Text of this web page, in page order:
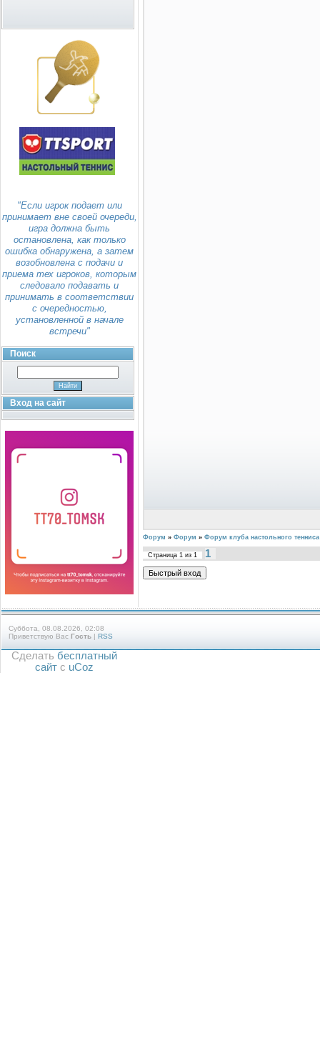
"Если игрок подает или
принимает вне своей очереди,
игра должна быть
остановлена, как только
ошибка обнаружена, а затем
возобновлена с подачи и
приема тех игроков, которым
следовало подавать и
принимать в соответствии
с очередностью,
установленной в начале
встречи"
Поиск
Вход на сайт
Форум » Форум » Форум клуба настольного тенниса
Страница 1 из 1 1
Суббота, 08.08.2026, 02:08
Приветствую Вас Гость | RSS
Сделать бесплатный
сайтс uCoz